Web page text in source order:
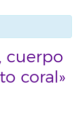
cuerpo
coral»